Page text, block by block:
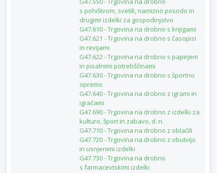
s pohištvom, svetili, namizno posodo in
drugimi izdelki za gospodinjstvo
G47.610 - Trgovina na drobno s knjigami
G47.621 - Trgovina na drobno s časopisi
in revijami
G47.622 - Trgovina na drobno s papirjem
in pisalnimi potrebščinami
G47.630 - Trgovina na drobno s športno
opremo
G47.640 - Trgovina na drobno z igrami in
igračami
G47.690 - Trgovina na drobno z izdelki za
kulturo, šport in zabavo, d. n.
G47.710 - Trgovina na drobno z oblačili
G47.720 - Trgovina na drobno z obutvijo
in usnjenimi izdelki
G47.730 - Trgovina na drobno
s farmacevtskimi izdelki